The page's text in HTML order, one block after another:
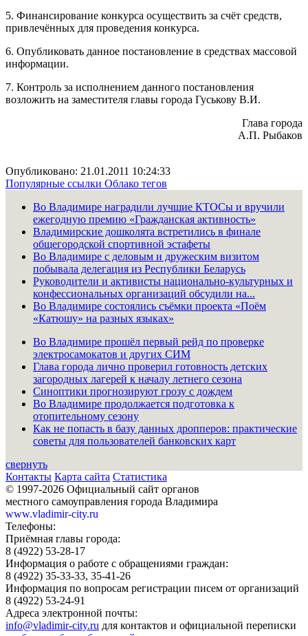
5. Финансирование конкурса осуществить за счёт средств,
привлечённых для проведения конкурса.
6. Опубликовать данное постановление в средствах массовой
информации.
7. Контроль за исполнением данного постановления
возложить на заместителя главы города Гуськову В.И.
Глава города
А.П. Рыбаков
Опубликовано: 21.01.2011 10:24:33
Популярные ссылки Облако тегов
Во Владимире наградили лучшие КТОСы и вручили
ежегодную премию «Гражданская активность»
Владимирские дошколята встретились в финале
общегородской спортивной эстафеты
Во Владимире с деловым и дружеским визитом
побывала делегация из Республики Беларусь
Руководители и активисты национально-культурных и
конфессиональных организаций обсудили на...
Во Владимире состоялись съёмки проекта «Поём
«Катюшу» на разных языках»
Во Владимире прошёл первый рейд по проверке
электросамокатов и других СИМ
Глава города лично проверил готовность детских
загородных лагерей к началу летнего сезона
Синоптики прогнозируют грозу с дождем
Во Владимире продолжается подготовка к
отопительному сезону
Как не попасть в базу данных дропперов: практические
советы для пользователей банковских карт
свернуть
Контакты Карта сайта Статистика
© 1997-2026 Официальный сайт органов
местного самоуправления города Владимира
www.vladimir-city.ru
Телефоны:
Приёмная главы города:
8 (4922) 53-28-17
Информация о работе с обращениями граждан:
8 (4922) 35-33-33, 35-41-26
Информация по вопросам регистрации писем от организаций
8 (4922) 53-24-91
Адреса электронной почты:
info@vladimir-city.ru для контактов и официальной переписки